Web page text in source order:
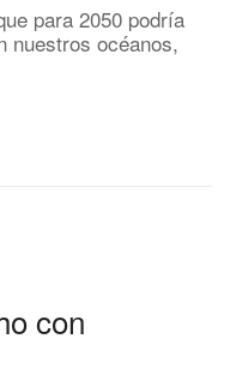
para 2050 podría
nuestros océanos,
con